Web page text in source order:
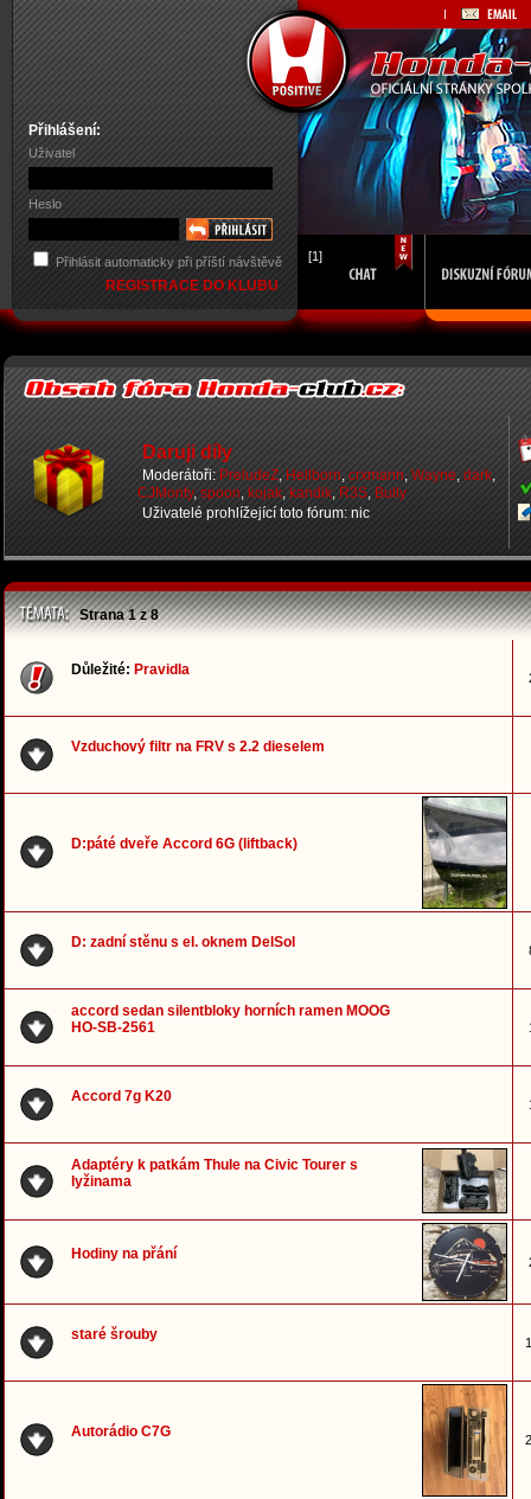
Přihlášení:
Uživatel
Heslo
Přihlásit automaticky při příští návštěvě
REGISTRACE DO KLUBU
[1]
Daruji díly
Moderátoři: PreludeZ, Hellborn, crxmann, Wayne, dark,
CJMonty, spoon, kojak, kandik, R3S, Bully
Uživatelé prohlížející toto fórum: nic
Strana1z8
Důležité: Pravidla
Vzduchový filtr na FRV s 2.2 dieselem
D:páté dveře Accord 6G (liftback)
D: zadní stěnu s el. oknem DelSol
accord sedan silentbloky horních ramen MOOG
HO-SB-2561
Accord 7g K20
Adaptéry k patkám Thule na Civic Tourer s
lyžinama
Hodiny na přání
staré šrouby
Autorádio C7G